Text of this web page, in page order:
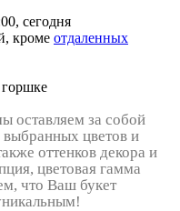
сегодня
кроме отдаленных
горшке
оставляем за собой
выбранных цветов и
оттенков декора и
цветовая гамма
что Ваш букет